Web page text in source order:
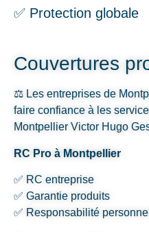
✅ Protection globale
Couvertures
⚖️ Les entreprises de
faire confiance à les
Montpellier Victor Hugo
RC Pro à Montpellier
✅ RC entreprise
✅ Garantie produits
✅ Responsabilité